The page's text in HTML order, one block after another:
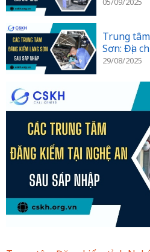
Trung
Sơn: Địa
29/08/2025